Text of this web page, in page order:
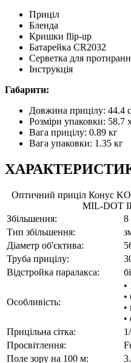
Приціл
Бленда
Кришки flip-up
Батарейка СR2032
Серветка для
Інструкція
Габарити:
Довжина прицілу: 44.4
Розміри упаковки: 58.7
Вага прицілу: 0.89 кг
Вага упаковки: 1.35 кг
Оптичний приціл Конус
MIL-DOT
Збільшення:
8
Тип збільшення:
Діаметр об'єктива:
Труба прицілу:
Відстройка паралакса:
Особливість:
•
•
•
•
Прицільна сітка:
Просвітлення:
Поле зору на 100 м: